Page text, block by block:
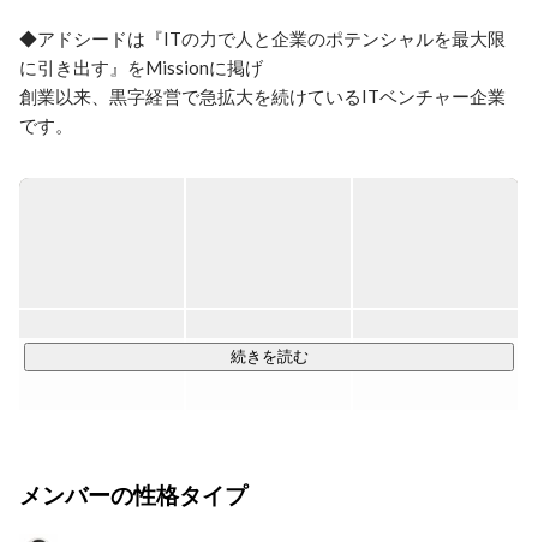
◆アドシードは『ITの力で人と企業のポテンシャルを最大限
に引き出す』をMissionに掲げ
創業以来、黒字経営で急拡大を続けているITベンチャー企業
です。
これまで、圧倒的なエンジニアのクオリティーで
日本のDXを加速させるサービスを生み出していく「クラウド
ェクトの立て直しを依頼されるなど、技術力を高く評価され
続きを読む
メンバーの性格タイプ